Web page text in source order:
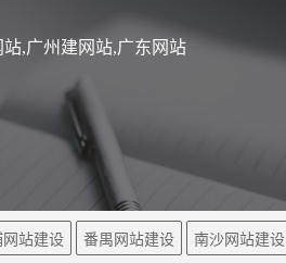
,广州建网站,广东网站
网站建设 番禺网站建设 南沙网站建设